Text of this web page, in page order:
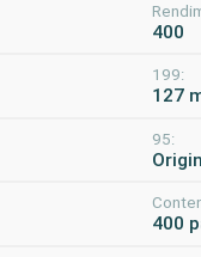
400
199:
127
95:
400